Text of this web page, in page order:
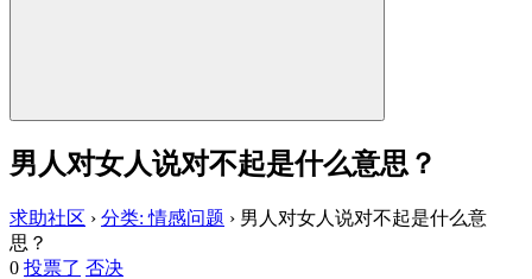
男人对女人说对不起是什么意思？
求助社区 › 分类: 情感问题 › 男人对女人说对不起是什么意
思？
0 投票了 否决